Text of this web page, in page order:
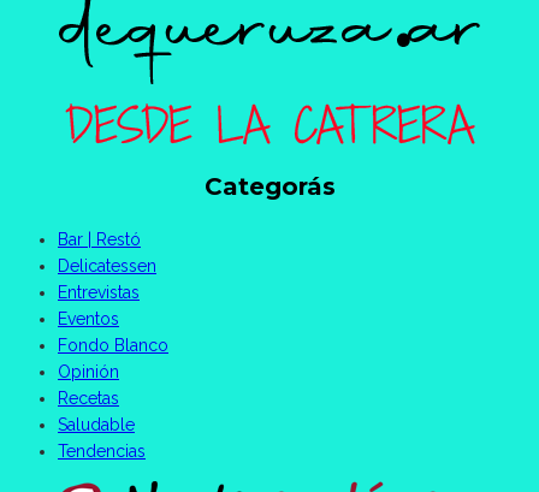
Categorás
Bar | Restó
Delicatessen
Entrevistas
Eventos
Fondo Blanco
Opinión
Recetas
Saludable
Tendencias